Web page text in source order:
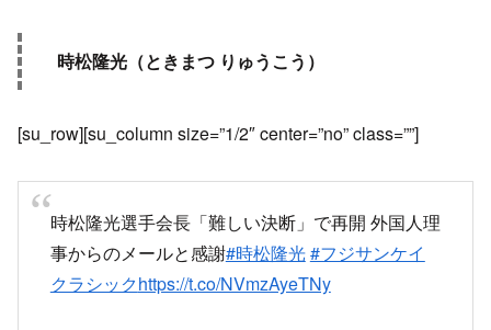
時松隆光（ときまつ りゅうこう）
[su_row][su_column size=”1/2″ center=”no” class=””]
時松隆光選手会長「難しい決断」で再開 外国人理
事からのメールと感謝#時松隆光#フジサンケイ
クラシックhttps://t.co/NVmzAyeTNy